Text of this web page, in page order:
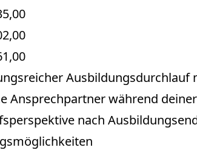
Ausbildungsdurchlauf
Ansprechpartner während
nach